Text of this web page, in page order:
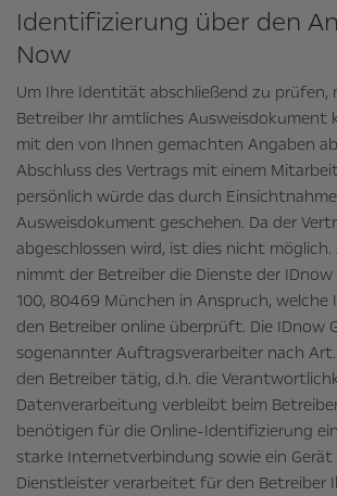
Identifizierung über den
Now
Um Ihre Identität abschließend zu prüfen,
Betreiber Ihr amtliches Ausweisdokument
mit den von Ihnen gemachten Angaben
Abschluss des Vertrags mit einem
persönlich würde das durch
Ausweisdokument geschehen. Da der
abgeschlossen wird, ist dies nicht möglich.
nimmt der Betreiber die Dienste der IDnow
100, 80469 München in Anspruch,
den Betreiber online überprüft. Die IDnow
sogenannter Auftragsverarbeiter nach
den Betreiber tätig, d.h. die
Datenverarbeitung verbleibt beim
benötigen für die Online-Identifizierung
starke Internetverbindung sowie ein Gerät
Dienstleister verarbeitet für den Betreiber